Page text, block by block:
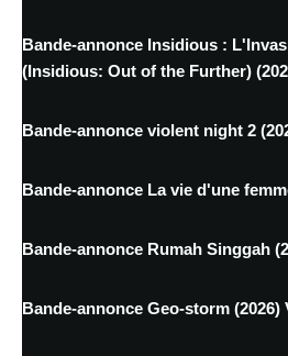
Bande-annonce Insidious :
(Insidious: Out of the Further)
Bande-annonce violent night 2
Bande-annonce La vie d'une
Bande-annonce Rumah Singgah
Bande-annonce Geo-storm (2026)